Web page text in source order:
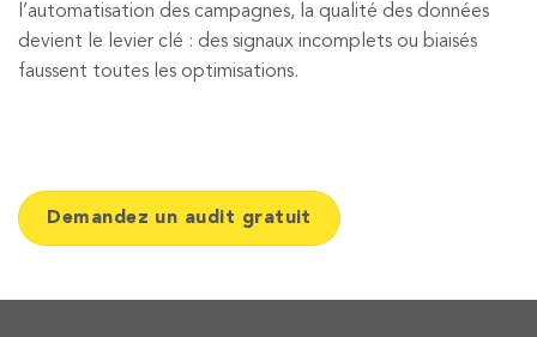
l’automatisation des campagnes, la qualité des données
devient le levier clé : des signaux incomplets ou biaisés
faussent toutes les optimisations.
Demandez un audit gratuit